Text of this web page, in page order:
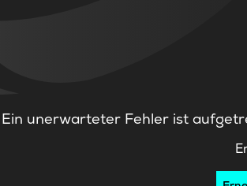
Ein unerwarteter Fehler ist